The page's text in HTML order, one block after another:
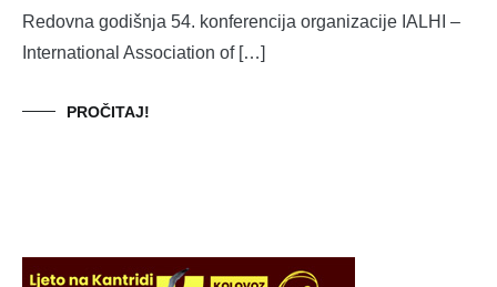
Redovna godišnja 54. konferencija organizacije IALHI –
International Association of […]
PROČITAJ!